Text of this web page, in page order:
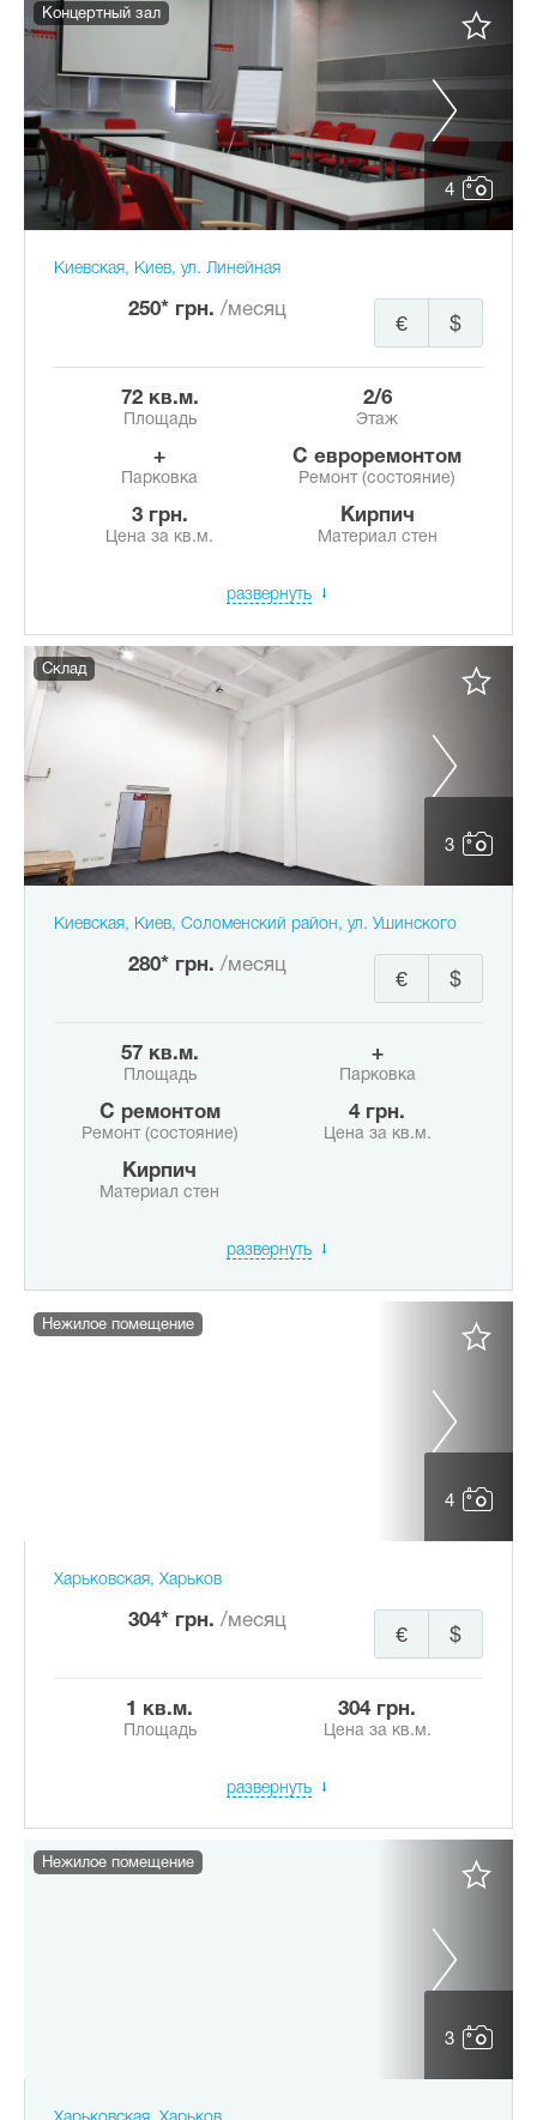
4
Концертный зал
Киевская, Киев, ул. Линейная
250* грн. /месяц
$
€
72 кв.м.
Площадь
2/6
Этаж
+
Парковка
с евроремонтом
Ремонт (состояние)
3 грн.
Цена за кв.м.
Кирпич
Материал стен
развернуть
3
Склад
Киевская, Киев, Соломенский район, ул. Ушинского
280* грн. /месяц
$
€
57 кв.м.
Площадь
+
Парковка
с ремонтом
Ремонт (состояние)
4 грн.
Цена за кв.м.
Кирпич
Материал стен
развернуть
4
Нежилое помещение
Харьковская, Харьков
304* грн. /месяц
$
€
1 кв.м.
Площадь
304 грн.
Цена за кв.м.
развернуть
3
Нежилое помещение